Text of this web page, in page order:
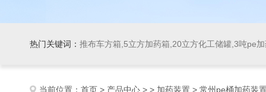
热门关键词： 推布车方箱,5立方加药箱,20立方化工储罐,3吨pe
当前位置： 首页 > 产品中心 > > 加药装置 > 常州pe桶加药装